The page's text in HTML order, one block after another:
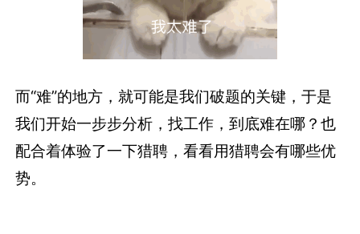
而“难”的地方，就可能是我们破题的关键，于是
我们开始一步步分析，找工作，到底难在哪？也
配合着体验了一下猎聘，看看用猎聘会有哪些优
势。